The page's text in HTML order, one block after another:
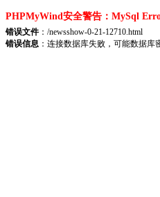
PHPMyWind安全警告：MySql
错误文件：/newsshow-0-21-12710.html
错误信息 ：连接数据库失败，可能数据库